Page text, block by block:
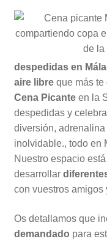
despedidas en
aire libreque más te
Cena Picanteen la
despedidas y
diversión,
inolvidable., todo en
Nuestro espacio
desarrollar
con vuestros amigos
Os detallamos que
demandado para